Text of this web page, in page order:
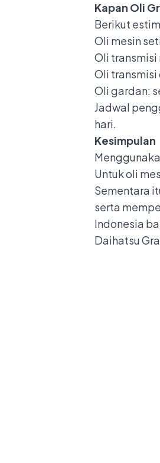
Kapan Oli
Berikut
Oli mesin
Oli
Oli
Oli gardan:
Jadwal
hari.
Kesimpulan
Untuk oli
Sementara
serta
Indonesia
Daihatsu